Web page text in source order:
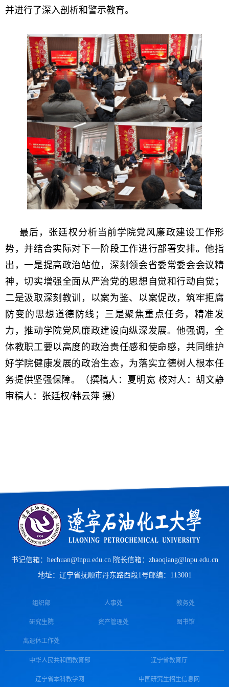
并进行了深入剖析和警示教育。
最后，张廷权分析当前学院党风廉政建设工作形
势，并结合实际对下一阶段工作进行部署安排。他指
出，一是提高政治站位，深刻领会省委常委会会议精
神，切实增强全面从严治党的思想自觉和行动自觉；
二是汲取深刻教训，以案为鉴、以案促改，筑牢拒腐
防变的思想道德防线；三是聚焦重点任务，精准发
力，推动学院党风廉政建设向纵深发展。他强调，全
体教职工要以高度的政治责任感和使命感，共同维护
好学院健康发展的政治生态，为落实立德树人根本任
务提供坚强保障。（撰稿人：夏明宽 校对人：胡文静
审稿人：张廷权/韩云萍 摄）
书记信箱：hechuan@lnpu.edu.cn 院长信箱：zhaoqiang@lnpu.edu.cn
地址：辽宁省抚顺市丹东路西段1号 邮编：113001
组织部 人事处 教务处
研究生院 资产管理处 图书馆
离退休工作处
中华人民共和国教育部 辽宁省教育厅
辽宁省本科教学网 中国研究生招生信息网